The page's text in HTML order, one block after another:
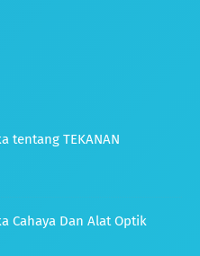
tentang TEKANAN
Cahaya Dan Alat Optik